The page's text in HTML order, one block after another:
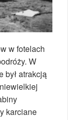
w fotelach
W
był atrakcją
karciane